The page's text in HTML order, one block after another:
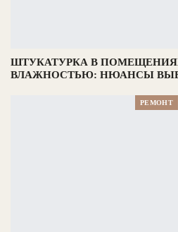
ШТУКАТУРКА В
ВЛАЖНОСТЬЮ: НЮАНСЫ
РЕМОНТ